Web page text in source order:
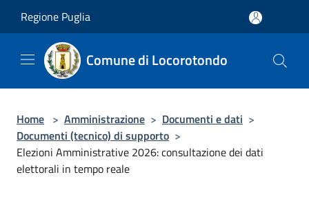
Regione Puglia
Comune di Locorotondo
Home > Amministrazione > Documenti e dati >
Documenti (tecnico) di supporto >
Elezioni Amministrative 2026: consultazione dei dati
elettorali in tempo reale